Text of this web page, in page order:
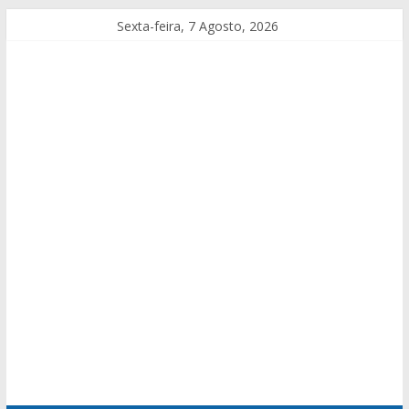
Sexta-feira, 7 Agosto, 2026